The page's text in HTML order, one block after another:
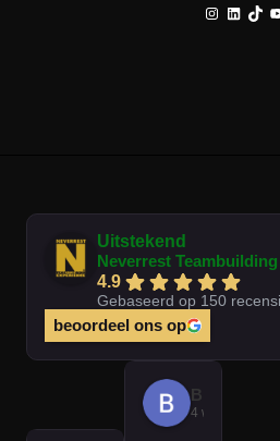
Instagram
Uitstekend
Neverrest
4.9
Gebaseerd op 150
beoordeel ons op
4 weken